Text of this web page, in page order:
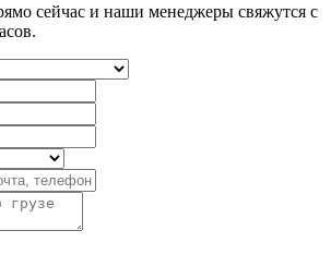
сейчас и наши менеджеры свяжутся с